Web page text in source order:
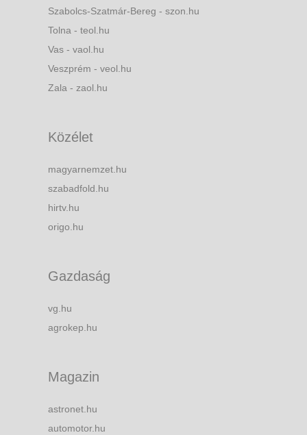
Szabolcs-Szatmár-Bereg - szon.hu
Tolna - teol.hu
Vas - vaol.hu
Veszprém - veol.hu
Zala - zaol.hu
Közélet
magyarnemzet.hu
szabadfold.hu
hirtv.hu
origo.hu
Gazdaság
vg.hu
agrokep.hu
Magazin
astronet.hu
automotor.hu